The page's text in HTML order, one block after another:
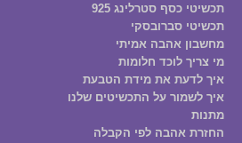
תכשיטי כסף סטרלינג 925
תכשיטי סברובסקי
מחשבון אהבה אמיתי
מי צריך לוכד חלומות
איך לדעת את מידת הטבעת
איך לשמור על התכשיטים שלנו
מתנות
החזרת אהבה לפי הקבלה